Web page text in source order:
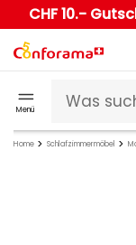
CHF 10.-
Menü
Home Schlafzimmermöbel